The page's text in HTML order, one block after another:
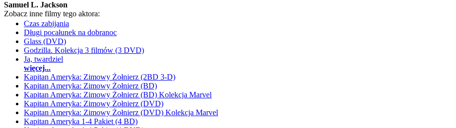
Samuel L. Jackson
Zobacz inne filmy tego aktora:
Czas zabijania
Długi pocałunek na dobranoc
Glass (DVD)
Godzilla. Kolekcja 3 filmów (3 DVD)
Ja, twardziel
więcej...
Kapitan Ameryka: Zimowy Żołnierz (2BD 3-D)
Kapitan Ameryka: Zimowy Żołnierz (BD)
Kapitan Ameryka: Zimowy Żołnierz (BD) Kolekcja Marvel
Kapitan Ameryka: Zimowy Żołnierz (DVD)
Kapitan Ameryka: Zimowy Żołnierz (DVD) Kolekcja Marvel
Kapitan Ameryka 1-4 Pakiet (4 BD)